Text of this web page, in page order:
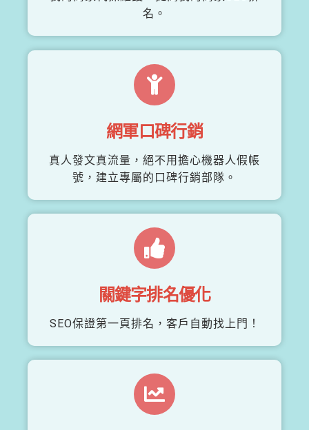
名。
網軍口碑行銷
真人發文真流量，絕不用擔心機器人假帳
號，建立專屬的口碑行銷部隊。
關鍵字排名優化
SEO保證第一頁排名，客戶自動找上門！